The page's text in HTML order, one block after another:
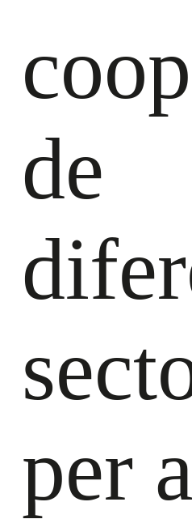
de
per a